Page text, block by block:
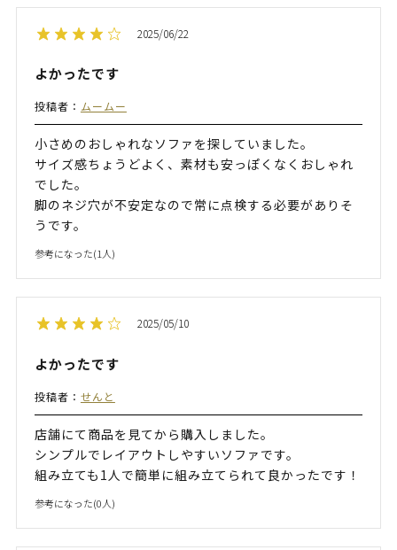
2025/06/22
よかったです
投稿者： ムームー
小さめのおしゃれなソファを探していました。
サイズ感ちょうどよく、素材も安っぽくなくおしゃれ
でした。
脚のネジ穴が不安定なので常に点検する必要がありそ
うです。
参考になった(1人)
2025/05/10
よかったです
投稿者： せんと
店舗にて商品を見てから購入しました。
シンプルでレイアウトしやすいソファです。
組み立ても1人で簡単に組み立てられて良かったです！
参考になった(0人)